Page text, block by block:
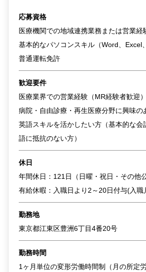
応募資格
医療機関での地域連携業務または営業経
基本的なパソコンスキル（Word、Excel
普通運転免許
歓迎要件
医療業界での営業経験（MR経験者歓迎）
病院・自由診療・再生医療分野に興味の
英語スキルを活かしたい方（基本的な会
語に抵抗のない方）
休日
年間休日：121日（日曜・祝日・その他
有給休暇：入職日より2～20日付与(入職
勤務地
東京都江東区豊洲6丁目4番20号
勤務時間
1ヶ月単位の変形労働時間制（月の所定